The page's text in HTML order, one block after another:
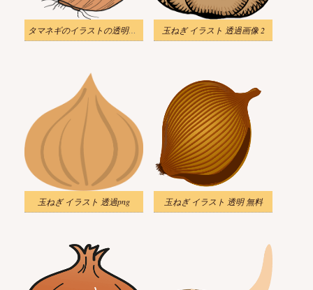
タマネギのイラストの透明画像 玉ねぎ イラスト 透過画像 2
玉ねぎ イラスト 透過png 玉ねぎ イラスト 透明 無料